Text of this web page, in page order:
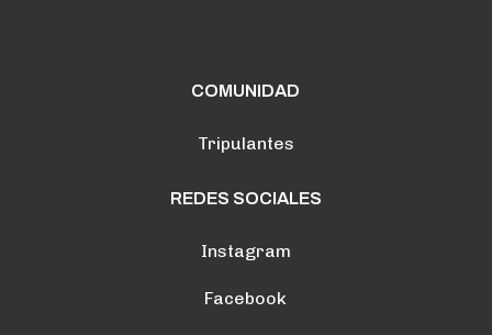
COMUNIDAD
Tripulantes
REDES SOCIALES
Instagram
Facebook